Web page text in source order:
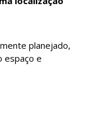
planejado,
espaço e